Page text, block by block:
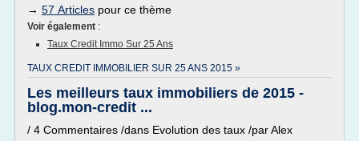
→ 57 Articles pour ce thème
Voir également :
Taux Credit Immo Sur 25 Ans
TAUX CREDIT IMMOBILIER SUR 25 ANS 2015 »
Les meilleurs taux immobiliers de 2015 -
blog.mon-credit ...
/ 4 Commentaires /dans Evolution des taux /par Alex